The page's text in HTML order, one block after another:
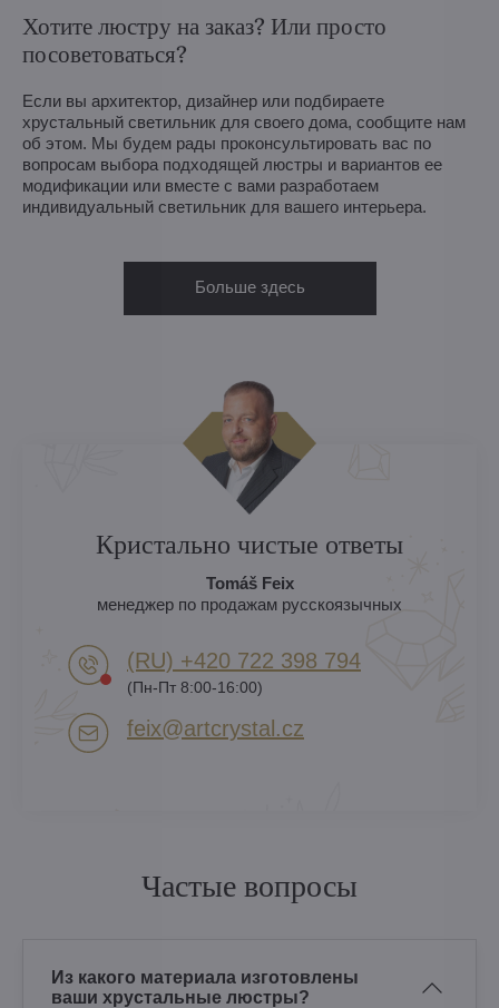
Хотите люстру на заказ? Или просто
посоветоваться?
Если вы архитектор, дизайнер или подбираете
хрустальный светильник для своего дома, сообщите нам
об этом. Мы будем рады проконсультировать вас по
вопросам выбора подходящей люстры и вариантов ее
модификации или вместе с вами разработаем
индивидуальный светильник для вашего интерьера.
Больше здесь
Кристально чистые ответы
Tomáš Feix
менеджер по продажам русскоязычных
(RU) +420 722 398 794​
(Пн-Пт 8:00-16:00)
feix​@artcrystal​.cz
Частые вопросы
Из какого материала изготовлены
ваши хрустальные люстры?